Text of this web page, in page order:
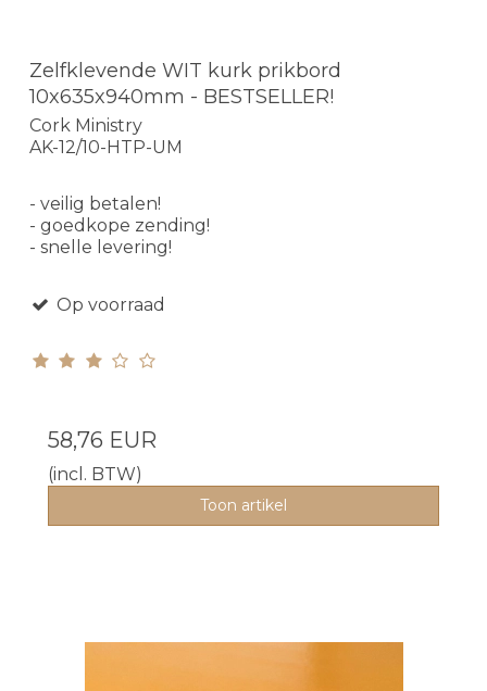
Zelfklevende WIT kurk prikbord
10x635x940mm - BESTSELLER!
Cork Ministry
AK-12/10-HTP-UM
- veilig betalen!
- goedkope zending!
- snelle levering!
Op voorraad
58,76 EUR
(incl. BTW)
Toon artikel